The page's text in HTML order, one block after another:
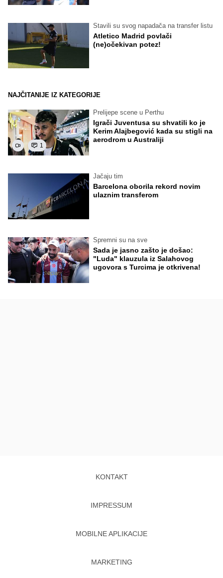
Stavili su svog napadača na transfer listu
Atletico Madrid povlači
(ne)očekivan potez!
NAJČITANIJE IZ KATEGORIJE
1
Prelijepe scene u Perthu
Igrači Juventusa su shvatili ko je
Kerim Alajbegović kada su stigli na
aerodrom u Australiji
Jačaju tim
Barcelona oborila rekord novim
ulaznim transferom
Spremni su na sve
Sada je jasno zašto je došao:
"Luda" klauzula iz Salahovog
ugovora s Turcima je otkrivena!
KONTAKT
IMPRESSUM
MOBILNE APLIKACIJE
MARKETING